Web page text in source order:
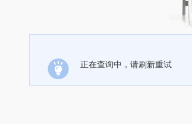
正在查询中，请刷新重试